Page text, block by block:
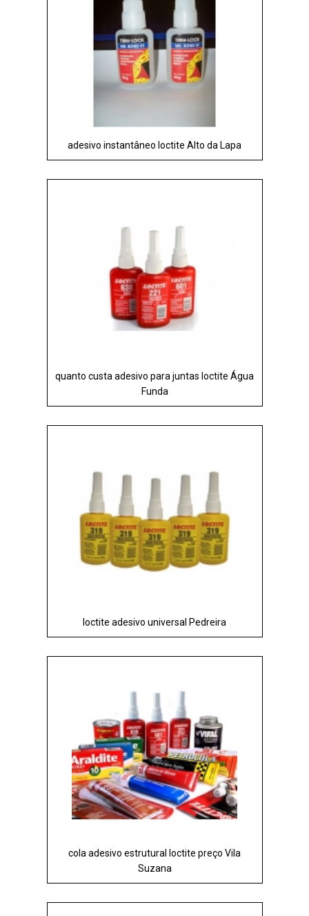
adesivo instantâneo loctite Alto da Lapa
quanto custa adesivo para juntas loctite Água
Funda
loctite adesivo universal Pedreira
cola adesivo estrutural loctite preço Vila
Suzana